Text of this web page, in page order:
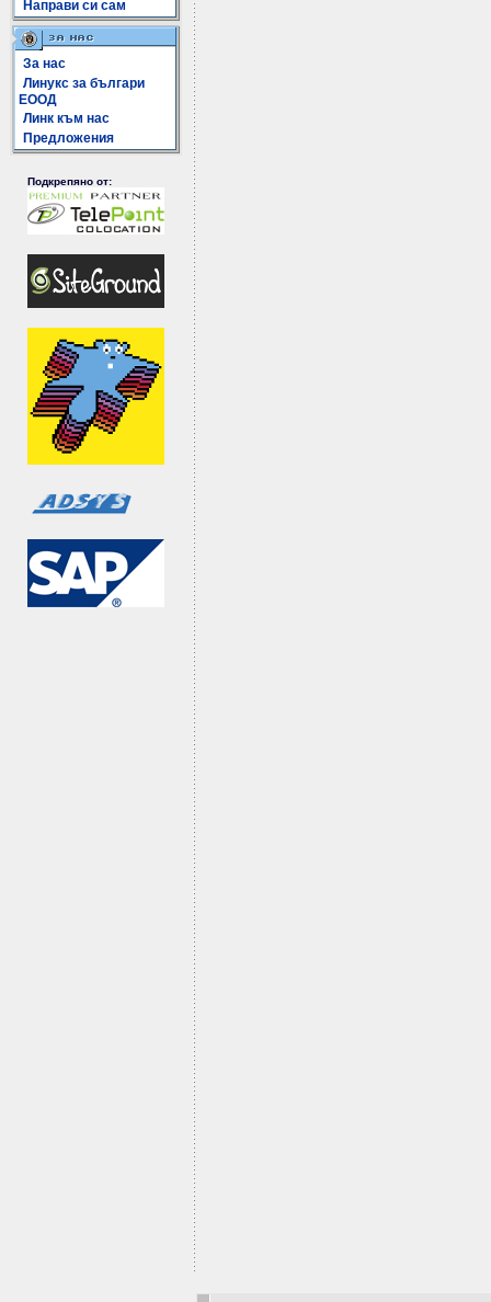
Направи си сам
За нас
Линукс за българи
ЕООД
Линк към нас
Предложения
Подкрепяно от: